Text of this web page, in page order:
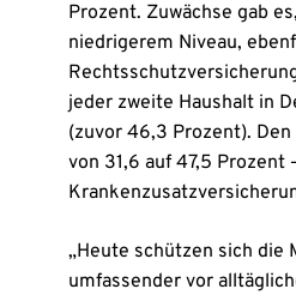
Prozent. Zuwächse gab
niedrigerem Niveau,
jeder zweite Haushalt in
(zuvor 46,3 Prozent).
von 31,6 auf 47,5 Prozent
„Heute schützen sich die
umfassender vor